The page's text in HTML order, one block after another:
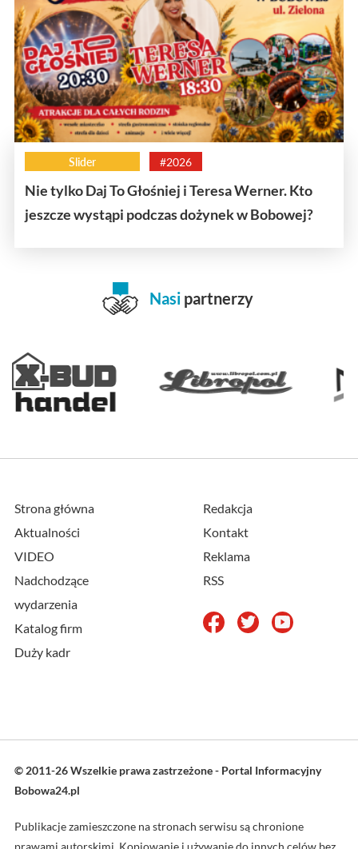
Slider #2026
Nie tylko Daj To Głośniej i Teresa Werner. Kto
jeszcze wystąpi podczas dożynek w Bobowej?
Nasi partnerzy
Strona główna
Aktualności
VIDEO
Nadchodzące
wydarzenia
Katalog firm
Duży kadr
Redakcja
Kontakt
Reklama
RSS
© 2011-26 Wszelkie prawa zastrzeżone - Portal Informacyjny
Bobowa24.pl
Publikacje zamieszczone na stronach serwisu są chronione
prawami autorskimi. Kopiowanie i używanie do innych celów bez